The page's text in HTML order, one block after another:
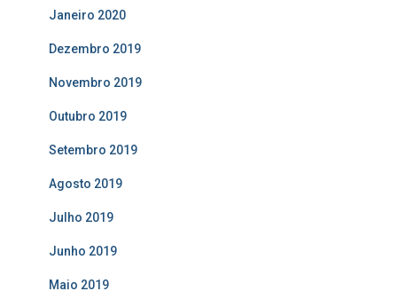
Janeiro 2020
Dezembro 2019
Novembro 2019
Outubro 2019
Setembro 2019
Agosto 2019
Julho 2019
Junho 2019
Maio 2019